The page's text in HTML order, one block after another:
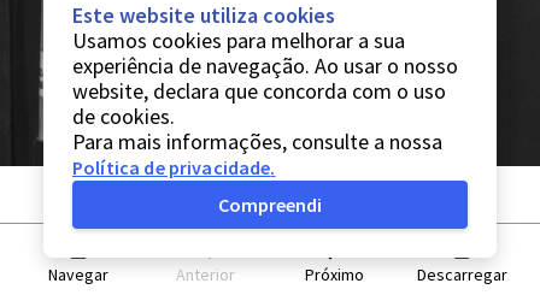
Navegar Anterior Próximo Descarregar
Este website utiliza cookies
Usamos cookies para melhorar a sua
experiência de navegação. Ao usar o nosso
website, declara que concorda com o uso
de cookies.
Para mais informações, consulte a nossa
Política de privacidade.
Compreendi